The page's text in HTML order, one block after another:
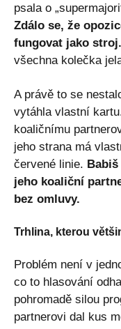
psala o
Zdálo se, že
fungovat jako stroj.
všechna kolečka
A právě to se
vytáhla vlastní
koaličnímu
jeho strana má
červené linie.
jeho koaliční
bez omluvy.
Trhlina, kterou
Problém není v
co to hlasování
pohromadě silou
partnerovi dal kus